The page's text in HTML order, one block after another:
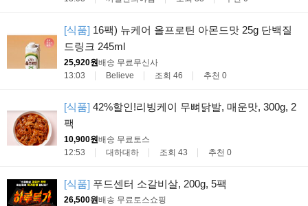
[식품] 16팩) 뉴케어 올프로틴 아몬드맛 25g 단백질
드링크 245ml
25,920원배송 무료무신사
13:03
Believe 조회 46 추천 0
[식품] 42%할인!리빙케이 무뼈닭발, 매운맛, 300g, 2
팩
10,900원배송 무료토스
12:53
대하대하 조회 43 추천 0
[식품] 푸드센터 소갈비살, 200g, 5팩
26,500원배송 무료토스쇼핑